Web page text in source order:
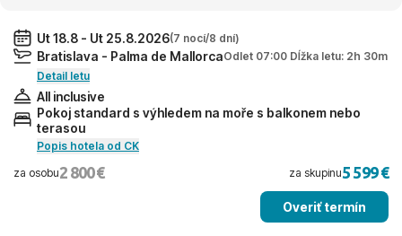
Ut 18.8 - Ut 25.8.2026(7 nocí/8 dní)
Bratislava - Palma de MallorcaOdlet 07:00 Dĺžka letu: 2h 30m
Detail letu
All inclusive
Pokoj standard s výhledem na moře s balkonem nebo
terasou
Popis hotela od CK
za osobu2 800 € za skupinu5 599 €
Overiť termín